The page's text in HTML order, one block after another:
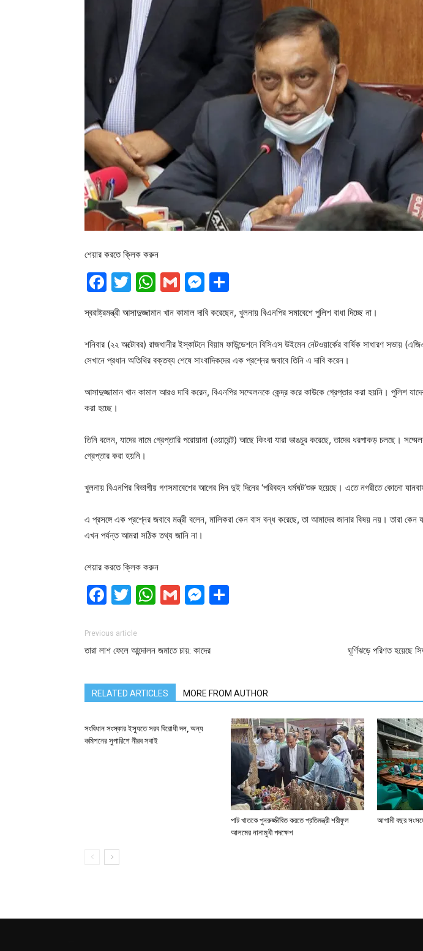
শেয়ার করতে ক্লিক করুন
Facebook
Twitter
WhatsApp
GmailMessenger
স্বরাষ্ট্রমন্ত্রী আসাদুজ্জামান খান কামাল দাবি করেছেন, খুলনায় বিএনপির সমাবেশে পুলিশ বাধা দিচ্ছে না।
শনিবার (২২ অক্টোবর) রাজধানীর ইস্কাটনে বিয়াম ফাউন্ডেশনে বিসিএস উইমেন নেটওয়ার্কের বার্ষিক সাধারণ সভায়
সেখানে প্রধান অতিথির বক্তব্য শেষে সাংবাদিকদের এক প্রশ্নের জবাবে তিনি এ দাবি করেন।
আসাদুজ্জামান খান কামাল আরও দাবি করেন, বিএনপির সম্মেলনকে কেন্দ্র করে কাউকে গ্রেপ্তার করা হয়নি। পুলিশ
করা হচ্ছে।
তিনি বলেন, যাদের নামে গ্রেপ্তারি পরোয়ানা (ওয়ারেন্ট) আছে কিংবা যারা ভাঙচুর করেছে, তাদের ধরপাকড় চলছে।
গ্রেপ্তার করা হয়নি।
খুলনায় বিএনপির বিভাগীয় গণসমাবেশের আগের দিন দুই দিনের ‘পরিবহন ধর্মঘট’শুরু হয়েছে। এতে নগরীতে কোনো
এ প্রসঙ্গে এক প্রশ্নের জবাবে মন্ত্রী বলেন, মালিকরা কেন বাস বন্ধ করেছে, তা আমাদের জানার বিষয় নয়। তারা কেন
এখন পর্যন্ত আমরা সঠিক তথ্য জানি না।
শেয়ার করতে ক্লিক করুন
Facebook
Twitter
WhatsApp
GmailMessenger
Previous article
তারা লাশ ফেলে আন্দোলন জমাতে চায়: কাদের ঘূর্ণিঝড়ে পরিণত হয়েছে
RELATED ARTICLES MORE FROM AUTHOR
সংবিধান সংস্কার ইস্যুতে সরব বিরোধী দল, অন্য
কমিশনের সুপারিশে নীরব সবাই
পাট খাতকে পুনরুজ্জীবিত করতে প্রতিমন্ত্রী শরীফুল
আলমের নানামুখী পদক্ষেপ
আগামী বছর